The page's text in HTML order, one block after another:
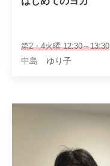
第2・4火曜 12:30～13:30
中島 ゆり子